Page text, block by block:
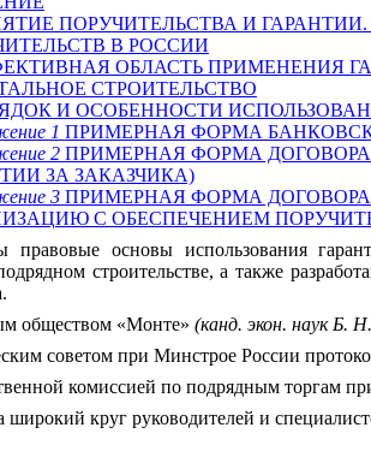
ПОРУЧИТЕЛЬСТВА И
В РОССИИ
ОБЛАСТЬ ПРИМЕНЕНИЯ
СТРОИТЕЛЬСТВО
И ОСОБЕННОСТИ
1 ПРИМЕРНАЯ ФОРМА
2 ПРИМЕРНАЯ ФОРМА
ЗА ЗАКАЗЧИКА)
3 ПРИМЕРНАЯ ФОРМА
С ОБЕСПЕЧЕНИЕМ
основы использования
строительстве, а также
обществом «Монте» (канд. экон. наук Б.
советом при Минстрое России
комиссией по подрядным торгам при
круг руководителей и